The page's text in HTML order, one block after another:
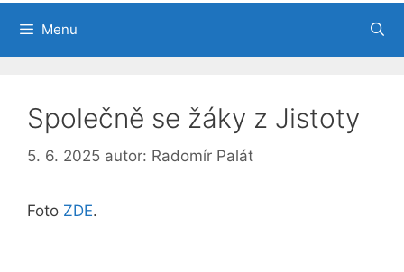
Menu
Společně se žáky z Jistoty
5. 6. 2025 autor: Radomír Palát
Foto ZDE.